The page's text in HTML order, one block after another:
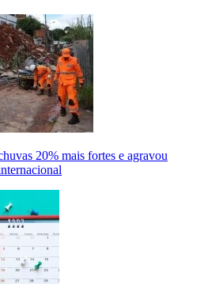
20% mais fortes e agravou